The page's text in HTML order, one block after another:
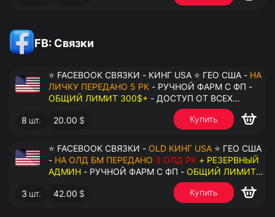
FB: Связки
⭐ FACEBOOK СВЯЗКИ - КИНГ USA ⭐ ГЕО США - НА
ЛИЧКУ ПЕРЕДАНО 5 РК - РУЧНОЙ ФАРМ С ФП -
ОБЩИЙ ЛИМИТ 300$+ - ДОСТУП ОТ ВСЕХ
АККАУНТОВ - ПЕРЕДАЧА В АНТИДЕТЕКТ
8 шт. 20.00 $ Купить
⭐ FACEBOOK СВЯЗКИ - OLD КИНГ USA ⭐ ГЕО США
- НА ОЛД БМ ПЕРЕДАНО 3 ОЛД РК + РЕЗЕРВНЫЙ
АДМИН - РУЧНОЙ ФАРМ С ФП - ОБЩИЙ ЛИМИТ
- ДОСТУП ОТ ВСЕХ АККАУНТОВ -
ПЕРЕДАЧА В АНТИДЕТЕКТ
3 шт. 42.00 $ Купить